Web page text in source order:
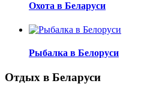
Охота в Беларуси
Рыбалка в Белоруси
Отдых в Беларуси